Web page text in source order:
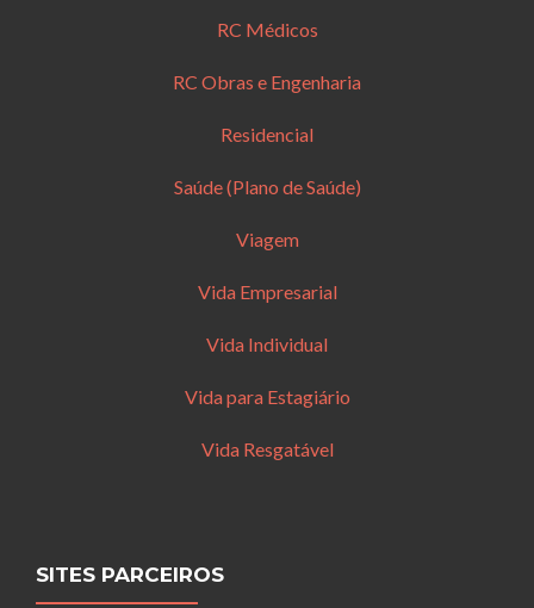
RC Médicos
RC Obras e Engenharia
Residencial
Saúde (Plano de Saúde)
Viagem
Vida Empresarial
Vida Individual
Vida para Estagiário
Vida Resgatável
SITES PARCEIROS